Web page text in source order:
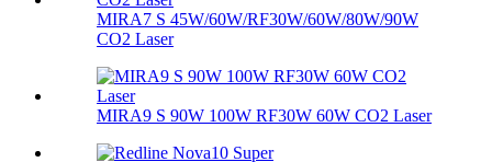
MIRA7 S 45W/60W/RF30W/60W/80W/90W
CO2 Laser
MIRA9 S 90W 100W RF30W 60W CO2 Laser